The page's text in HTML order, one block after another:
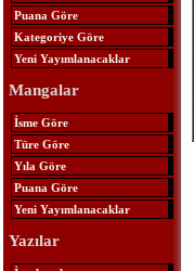
Puana Göre
Kategoriye Göre
Yeni Yayımlanacaklar
Mangalar
İsme Göre
Türe Göre
Yıla Göre
Puana Göre
Yeni Yayımlanacaklar
Yazılar